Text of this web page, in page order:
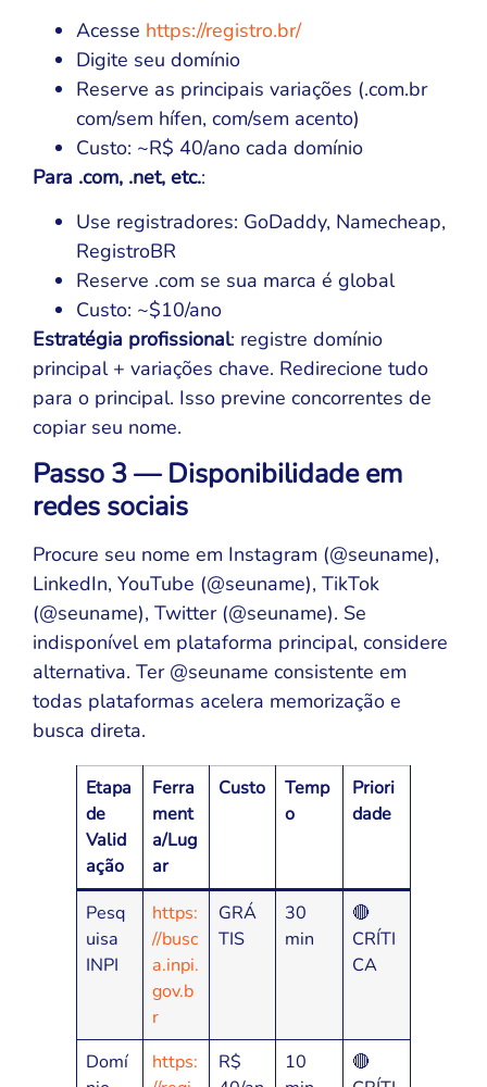
Acesse https://registro.br/
Digite seu domínio
Reserve as principais variações (.com.br
com/sem hífen, com/sem acento)
Custo: ~R$ 40/ano cada domínio
Para .com, .net, etc.:
Use registradores: GoDaddy, Namecheap,
RegistroBR
Reserve .com se sua marca é global
Custo: ~$10/ano
Estratégia profissional: registre domínio
principal + variações chave. Redirecione tudo
para o principal. Isso previne concorrentes de
copiar seu nome.
Passo 3 — Disponibilidade em
redes sociais
Procure seu nome em Instagram (@seuname),
LinkedIn, YouTube (@seuname), TikTok
(@seuname), Twitter (@seuname). Se
indisponível em plataforma principal, considere
alternativa. Ter @seuname consistente em
todas plataformas acelera memorização e
busca direta.
Etapa
de
Valid
ação
Ferra
ment
a/Lug
ar
Custo
Temp
o
Priori
dade
Pesq
uisa
INPI
https:
//busc
a.inpi.
gov.b
r
GRÁ
TIS
30
min
🔴
CRÍTI
CA
Domí
https:
R$
10
🔴